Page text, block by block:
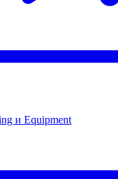
и Equipment